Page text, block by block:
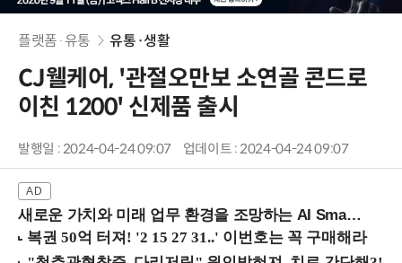
플랫폼·유통 유통·생활
CJ웰케어, '관절오만보 소연골 콘드로
이친 1200' 신제품 출시
발행일 : 2024-04-24 09:07 업데이트 : 2024-04-24 09:07
새로운 가치와 미래 업무 환경을 조망하는 AI Smart Work Summit 2026 (9/11 코엑스)